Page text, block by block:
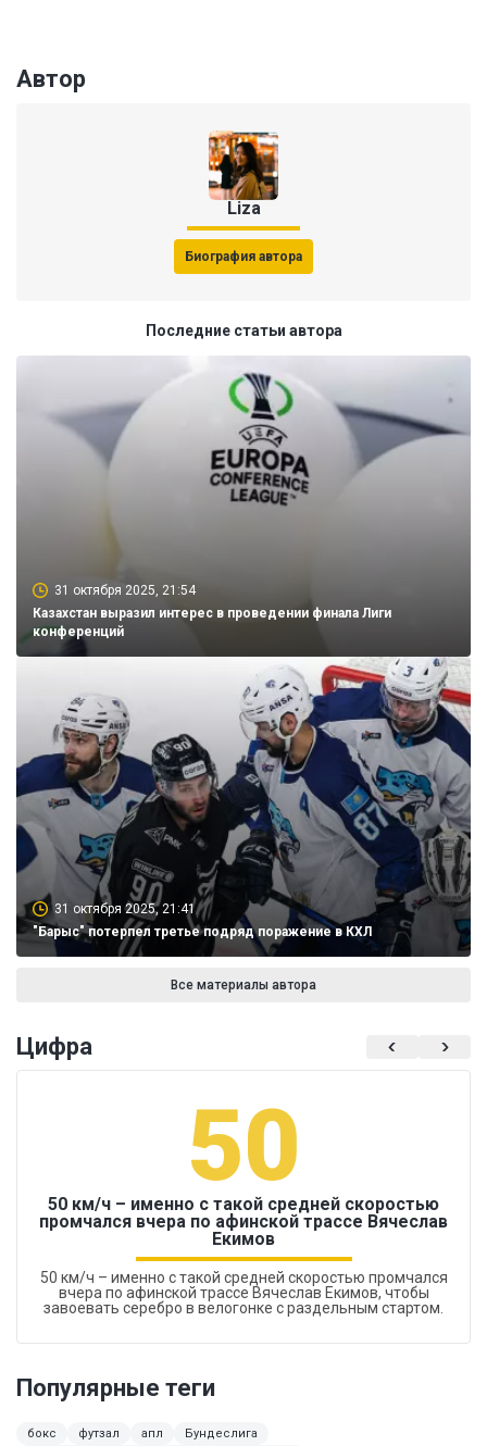
Автор
Liza
Биография автора
Последние статьи автора
31 октября 2025, 21:54
Казахстан выразил интерес в проведении финала Лиги
конференций
31 октября 2025, 21:41
"Барыс" потерпел третье подряд поражение в КХЛ
Все материалы автора
Цифра
50
50 км/ч – именно с такой средней скоростью
промчался вчера по афинской трассе Вячеслав
Екимов
50 км/ч – именно с такой средней скоростью промчался
вчера по афинской трассе Вячеслав Екимов, чтобы
завоевать серебро в велогонке с раздельным стартом.
Популярные теги
бокс футзал апл
Бундеслига